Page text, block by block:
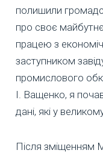
полишили
про своє
працею з
заступником
промислового
І. Ващенко, я
дані, які у
Після зміщенням